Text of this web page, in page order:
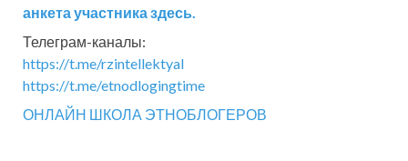
анкета участника здесь.
Телеграм-каналы:
https://t.me/rzintellektyal
https://t.me/etnodlogingtime
ОНЛАЙН ШКОЛА ЭТНОБЛОГЕРОВ